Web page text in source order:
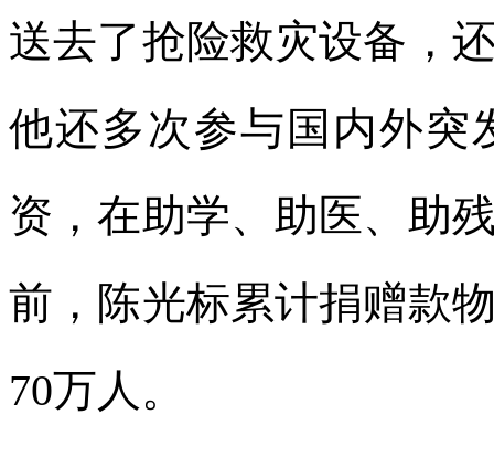
送去了抢险救灾设备，
他还多次参与国内外突
资，在助学、助医、助
前，陈光标累计捐赠款
70万人。